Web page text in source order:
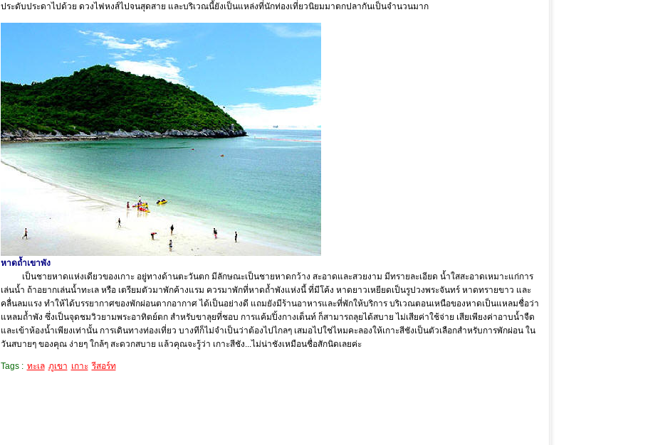
ประดับประดาไปด้วย ดวงไฟหงส์ไปจนสุดสาย และบริเวณนี้ยังเป็นแหล่งที่นักท่องเที่ยวนิยมมาตกปลากันเป็นจำนวนมาก
หาดถ้ำเขาพัง
เป็นชายหาดแห่งเดียวของเกาะ อยู่ทางด้านตะวันตก มีลักษณะเป็นชายหาดกว้าง สะอาดและสวยงาม มีทรายละเอียด น้ำใสสะอาดเหมาะแก่การ
เล่นน้ำ ถ้าอยากเล่นน้ำทะเล หรือ เตรียมตัวมาพักค้างแรม ควรมาพักที่หาดถ้ำพังแห่งนี้ ที่มีโค้ง หาดยาวเหยียดเป็นรูปวงพระจันทร์ หาดทรายขาว และ
คลื่นลมแรง ทำให้ได้บรรยากาศของพักผ่อนตากอากาศ ได้เป็นอย่างดี แถมยังมีร้านอาหารและที่พักให้บริการ บริเวณตอนเหนือของหาดเป็นแหลมชื่อว่า
แหลมถ้ำพัง ซึ่งเป็นจุดชมวิวยามพระอาทิตย์ตก สำหรับขาลุยที่ชอบ การแค้มปิ้งกางเต็นท์ ก็สามารถลุยได้สบาย ไม่เสียค่าใช้จ่าย เสียเพียงค่าอาบน้ำจืด
และเข้าห้องน้ำเพียงเท่านั้น การเดินทางท่องเที่ยว บางทีก็ไม่จำเป็นว่าต้องไปไกลๆ เสมอไปใช่ไหมคะลองให้เกาะสีชังเป็นตัวเลือกสำหรับการพักผ่อน ใน
วันสบายๆ ของคุณ ง่ายๆ ใกล้ๆ สะดวกสบาย แล้วคุณจะรู้ว่า เกาะสีชัง...ไม่น่าชังเหมือนชื่อสักนิดเลยค่ะ
Tags : ทะเล ภูเขา เกาะ รีสอร์ท